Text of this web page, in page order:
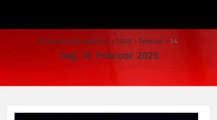
Promi und Eventfotos > 2025 > Februar >14.
Tag: 14. Februar 2025